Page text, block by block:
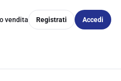
vendita Registrati Accedi